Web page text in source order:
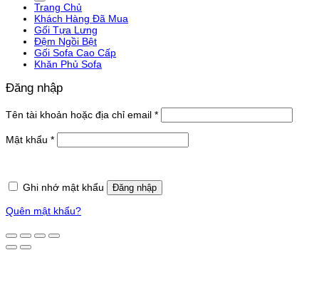
Trang Chủ
Khách Hàng Đã Mua
Gối Tựa Lưng
Đệm Ngồi Bệt
Gối Sofa Cao Cấp
Khăn Phủ Sofa
Đăng nhập
Tên tài khoản hoặc địa chỉ email *Bắt
buộc
Mật khẩu *Bắt
buộc
Ghi nhớ mật khẩu Đăng nhập
Quên mật khẩu?